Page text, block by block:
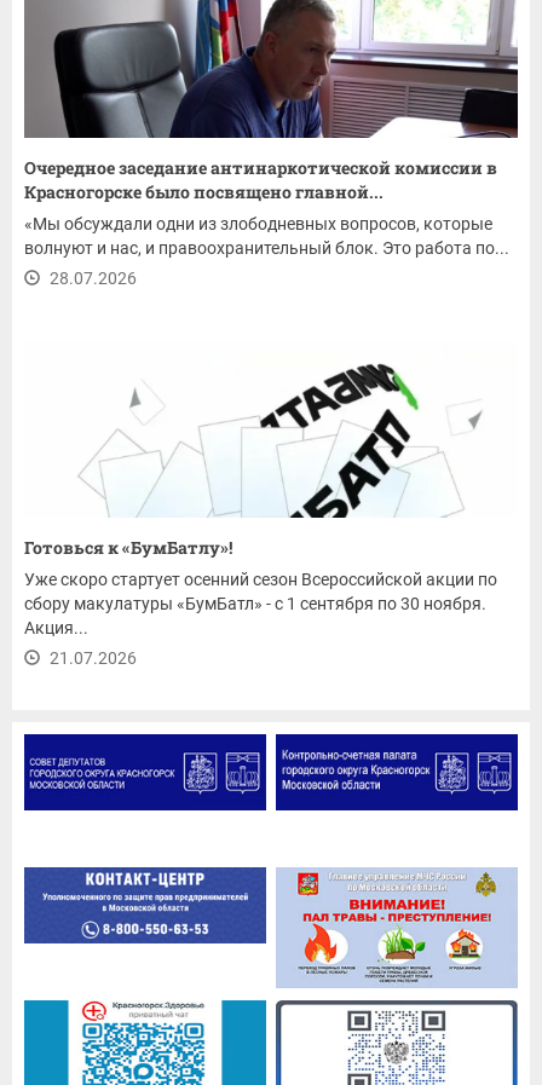
Очередное заседание антинаркотической комиссии в
Красногорске было посвящено главной...
«Мы обсуждали одни из злободневных вопросов, которые
волнуют и нас, и правоохранительный блок. Это работа по...
28.07.2026
Готовься к «БумБатлу»!
Уже скоро стартует осенний сезон Всероссийской акции по
сбору макулатуры «БумБатл» - с 1 сентября по 30 ноября.
Акция...
21.07.2026